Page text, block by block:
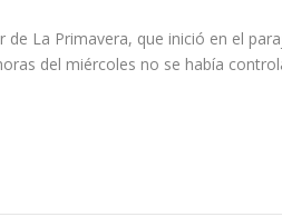
La Primavera, que inició en el
del miércoles no se había